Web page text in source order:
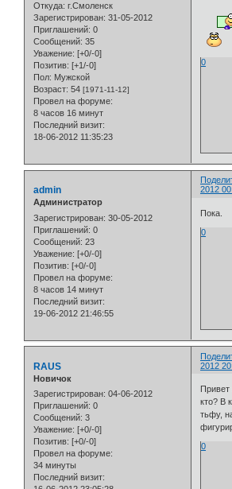
Откуда: г.Смоленск
Зарегистрирован: 31-05-2012
Приглашений: 0
Сообщений: 35
Уважение: [+0/-0]
Позитив: [+1/-0]
Пол: Мужской
Возраст: 54 [1971-11-12]
Провел на форуме:
8 часов 16 минут
Последний визит:
18-06-2012 11:35:23
0
2012
admin
Администратор
Зарегистрирован: 30-05-2012
Приглашений: 0
Сообщений: 23
Уважение: [+0/-0]
Позитив: [+0/-0]
Провел на форуме:
8 часов 14 минут
Последний визит:
19-06-2012 21:46:55
Пока.
0
2012
RAUS
Новичок
Зарегистрирован: 04-06-2012
Приглашений: 0
Сообщений: 3
Уважение: [+0/-0]
Позитив: [+0/-0]
Провел на форуме:
34 минуты
Последний визит:
кто? В
тьфу,
0